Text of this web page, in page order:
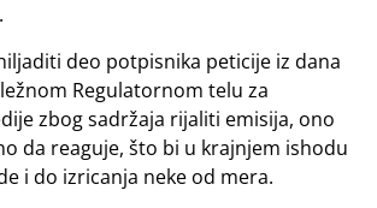
deo potpisnika peticije iz dana
Regulatornom telu za
zbog sadržaja rijaliti emisija, ono
da reaguje, što bi u krajnjem ishodu
i do izricanja neke od mera.